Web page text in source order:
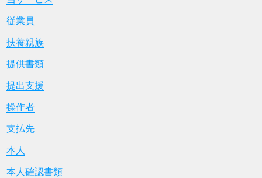
従業員
扶養親族
提供書類
提出支援
操作者
支払先
本人
本人確認書類